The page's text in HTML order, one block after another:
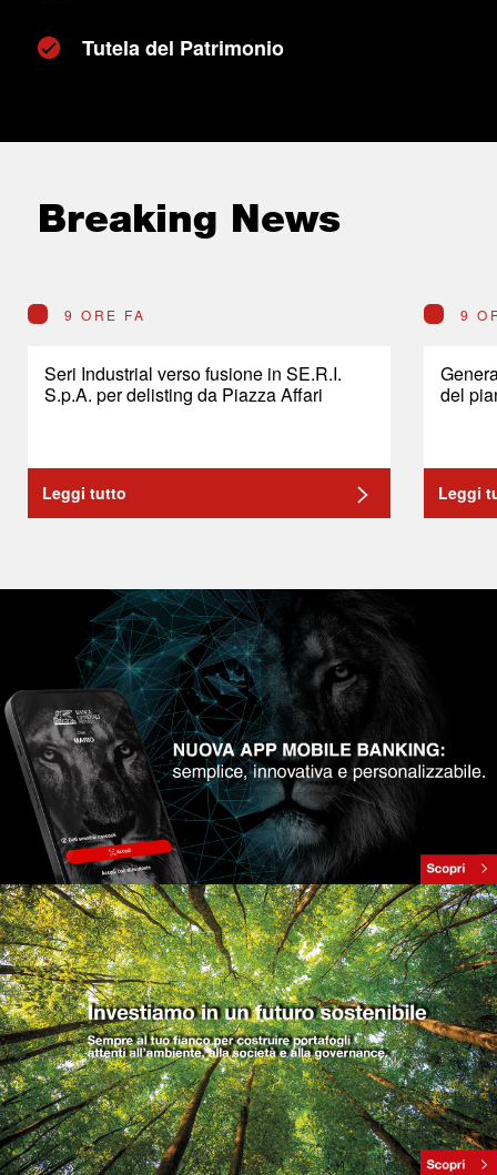
Tutela del Patrimonio
Breaking News
9 ORE FA
Seri Industrial verso fusione in SE.R.I.
S.p.A. per delisting da Piazza Affari
Leggi tutto
9
del
Leggi